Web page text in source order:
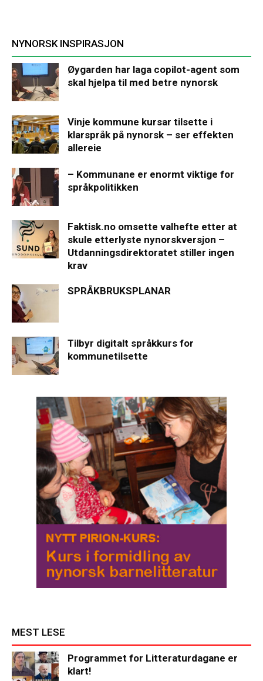
NYNORSK INSPIRASJON
Øygarden har laga copilot-agent som
skal hjelpa til med betre nynorsk
Vinje kommune kursar tilsette i
klarspråk på nynorsk – ser effekten
allereie
– Kommunane er enormt viktige for
språkpolitikken
Faktisk.no omsette valhefte etter at
skule etterlyste nynorskversjon –
Utdanningsdirektoratet stiller ingen
krav
SPRÅKBRUKSPLANAR
Tilbyr digitalt språkkurs for
kommunetilsette
MEST LESE
Programmet for Litteraturdagane er
klart!